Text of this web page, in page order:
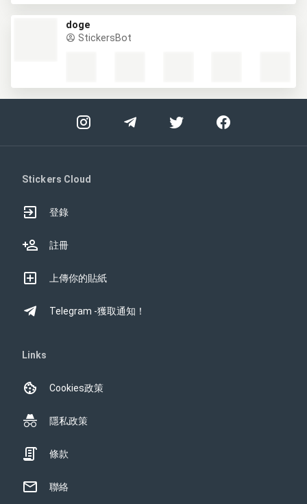
doge
StickersBot
Stickers Cloud
登錄
註冊
上傳你的貼紙
Telegram -獲取通知！
Links
Cookies政策
隱私政策
條款
聯絡